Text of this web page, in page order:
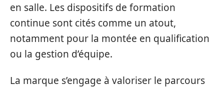
en salle. Les dispositifs de formation
continue sont cités comme un atout,
notamment pour la montée en qualification
ou la gestion d’équipe.
La marque s’engage à valoriser le parcours